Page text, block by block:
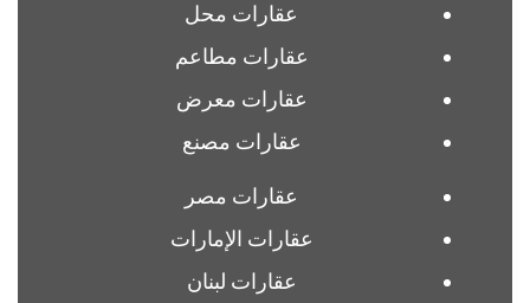
عقارات محل
عقارات مطاعم
عقارات معرض
عقارات مصنع
عقارات مصر
عقارات الإمارات
عقارات لبنان